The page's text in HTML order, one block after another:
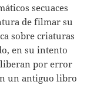
secuaces
de filmar su
sobre criaturas
en su intento
por error
un antiguo libro